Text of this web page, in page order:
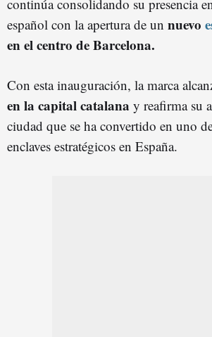
continúa consolidando su presencia
español con la apertura de un nuevo
en el centro de Barcelona.
Con esta inauguración, la marca
en la capital catalana y reafirma su
ciudad que se ha convertido en uno
enclaves estratégicos en España.